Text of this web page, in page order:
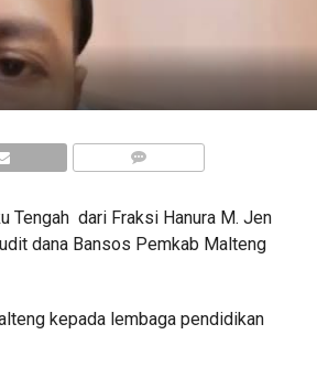
Tengah dari Fraksi Hanura M. Jen
dana Bansos Pemkab Malteng
kepada lembaga pendidikan